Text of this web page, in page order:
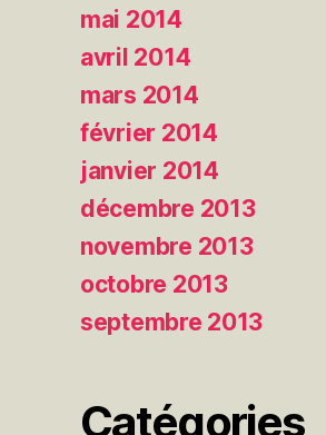
mai 2014
avril 2014
mars 2014
février 2014
janvier 2014
décembre 2013
novembre 2013
octobre 2013
septembre 2013
Catégories